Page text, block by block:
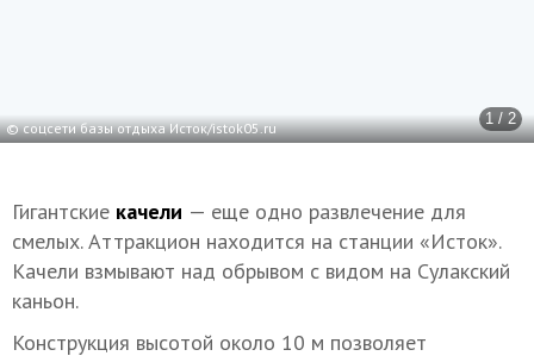
1 / 2
© соцсети базы отдыха Исток/istok05.ru
Гигантские качели — еще одно развлечение для
смелых. Аттракцион находится на станции «Исток».
Качели взмывают над обрывом с видом на Сулакский
каньон.
Конструкция высотой около 10 м позволяет